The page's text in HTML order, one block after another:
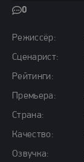
Режиссёр:
Сценарист:
Рейтинги:
Премьера:
Страна:
Качество:
Озвучка:
0